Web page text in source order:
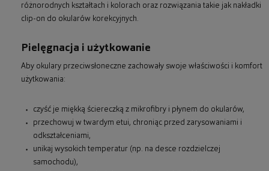
różnorodnych kształtach i kolorach oraz rozwiązania takie jak nakładki
clip-on do okularów korekcyjnych.
Pielęgnacja i użytkowanie
Aby okulary przeciwsłoneczne zachowały swoje właściwości i komfort
użytkowania:
czyść je miękką ściereczką z mikrofibry i płynem do okularów,
przechowuj w twardym etui, chroniąc przed zarysowaniami i
odkształceniami,
unikaj wysokich temperatur (np. na desce rozdzielczej
samochodu),